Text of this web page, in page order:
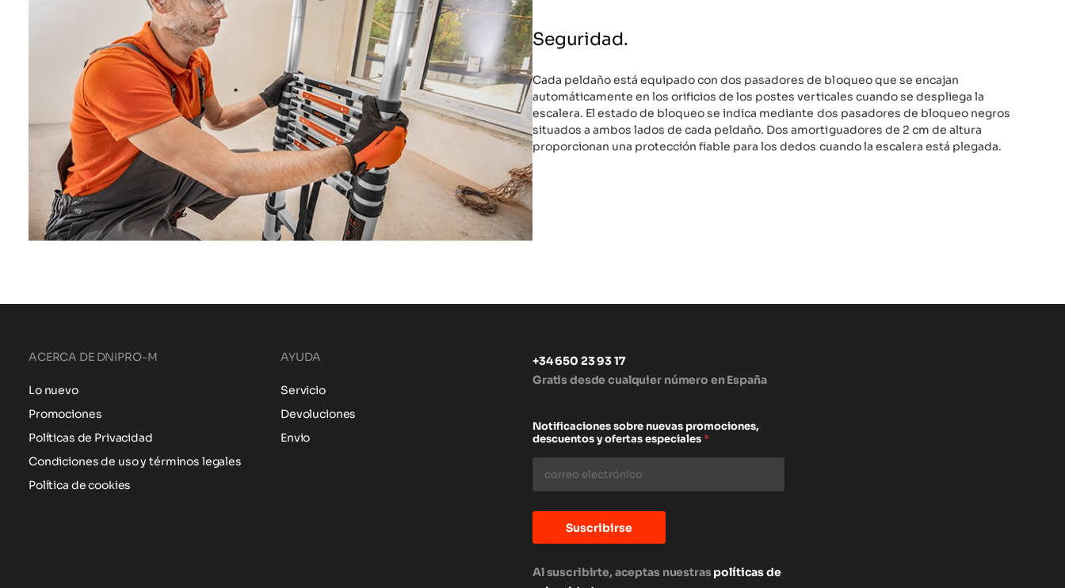
Seguridad.
Cada peldaño está equipado con dos pasadores de bloqueo que se encajan
automáticamente en los orificios de los postes verticales cuando se despliega la
escalera. El estado de bloqueo se indica mediante dos pasadores de bloqueo negros
situados a ambos lados de cada peldaño. Dos amortiguadores de 2 cm de altura
proporcionan una protección fiable para los dedos cuando la escalera está plegada.
ACERCA DE DNIPRO-M
Lo nuevo
Promociones
Políticas de Privacidad
Condiciones de uso y términos legales
Política de cookies
AYUDA
Servicio
Devoluciones
Envio
+34 650 23 93 17
Gratis desde cualquier número en España
Notificaciones sobre nuevas promociones,
descuentos y ofertas especiales*
Suscribirse
Al suscribirte, aceptas nuestraspolíticas de